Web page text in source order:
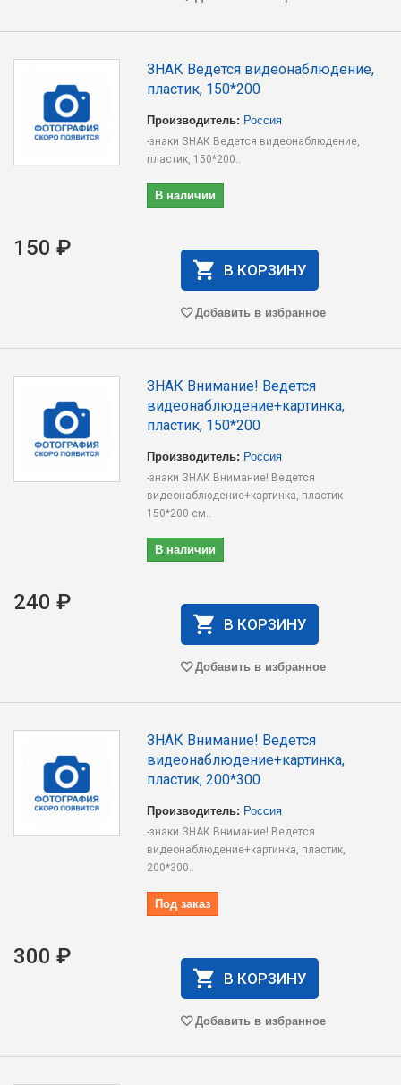
ЗНАК Ведется видеонаблюдение,
пластик, 150*200
Производитель: Россия
-знаки ЗНАК Ведется видеонаблюдение,
пластик, 150*200..
В наличии
150 ₽
В КОРЗИНУ
Добавить в избранное
ЗНАК Внимание! Ведется
видеонаблюдение+картинка,
пластик, 150*200
Производитель: Россия
-знаки ЗНАК Внимание! Ведется
видеонаблюдение+картинка, пластик
150*200 см..
В наличии
240 ₽
В КОРЗИНУ
Добавить в избранное
ЗНАК Внимание! Ведется
видеонаблюдение+картинка,
пластик, 200*300
Производитель: Россия
-знаки ЗНАК Внимание! Ведется
видеонаблюдение+картинка, пластик,
200*300..
Под заказ
300 ₽
В КОРЗИНУ
Добавить в избранное